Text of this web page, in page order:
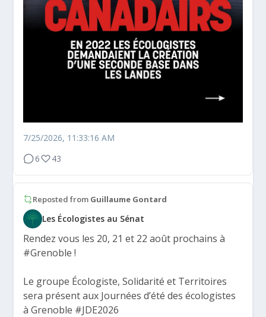
7/25/2026, 11:33:16 AM
6
43
Reposted from Guillaume Gontard
Les Écologistes au Sénat
Rendez vous les 20, 21 et 22 août prochains à
#Grenoble !
Le groupe Écologiste, Solidarité et Territoires
sera présent aux Journées d’été des écologistes
à Grenoble #JDE2026